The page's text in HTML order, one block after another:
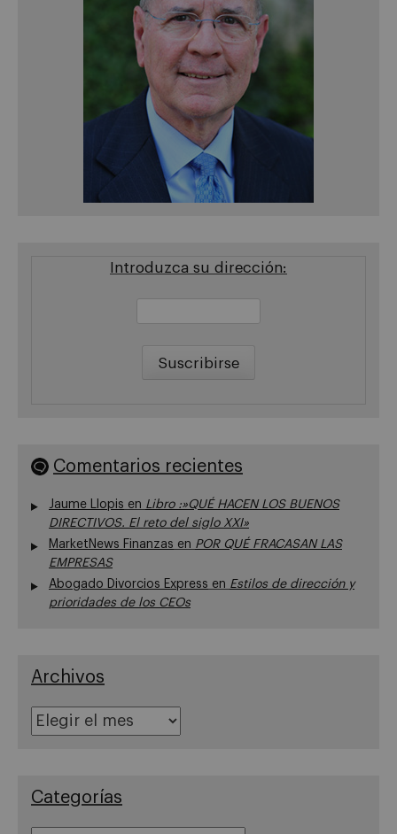
Introduzca su dirección:
Comentarios recientes
Jaume Llopis en Libro :»QUÉ HACEN LOS BUENOS
DIRECTIVOS. El reto del siglo XXI»
MarketNews Finanzas en POR QUÉ FRACASAN LAS
EMPRESAS
Abogado Divorcios Express en Estilos de dirección y
prioridades de los CEOs
Archivos
Categorías